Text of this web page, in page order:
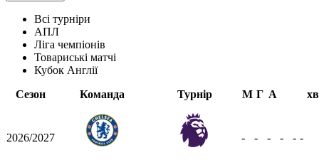
Всі турніри
АПЛ
Ліга чемпіонів
Товариські матчі
Кубок Англії
Сезон
Команда Турнір М Г А хв
2026/2027 - - - - - -